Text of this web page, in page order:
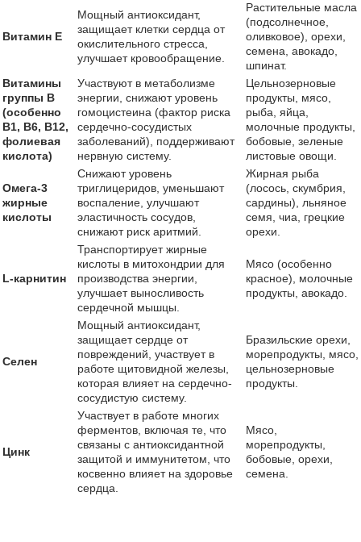
Витамин E
Мощный антиоксидант,
защищает клетки сердца от
окислительного стресса,
улучшает кровообращение.
Растительные масла
(подсолнечное,
оливковое), орехи,
семена, авокадо,
шпинат.
Витамины
группы B
(особенно
B1, B6, B12,
фолиевая
кислота)
Участвуют в метаболизме
энергии, снижают уровень
гомоцистеина (фактор риска
сердечно-сосудистых
заболеваний), поддерживают
нервную систему.
Цельнозерновые
продукты, мясо,
рыба, яйца,
молочные продукты,
бобовые, зеленые
листовые овощи.
Омега-3
жирные
кислоты
Снижают уровень
триглицеридов, уменьшают
воспаление, улучшают
эластичность сосудов,
снижают риск аритмий.
Жирная рыба
(лосось, скумбрия,
сардины), льняное
семя, чиа, грецкие
орехи.
L-карнитин
Транспортирует жирные
кислоты в митохондрии для
производства энергии,
улучшает выносливость
сердечной мышцы.
Мясо (особенно
красное), молочные
продукты, авокадо.
Селен
Мощный антиоксидант,
защищает сердце от
повреждений, участвует в
работе щитовидной железы,
которая влияет на сердечно-
сосудистую систему.
Бразильские орехи,
морепродукты, мясо,
цельнозерновые
продукты.
Цинк
Участвует в работе многих
ферментов, включая те, что
связаны с антиоксидантной
защитой и иммунитетом, что
косвенно влияет на здоровье
сердца.
Мясо,
морепродукты,
бобовые, орехи,
семена.